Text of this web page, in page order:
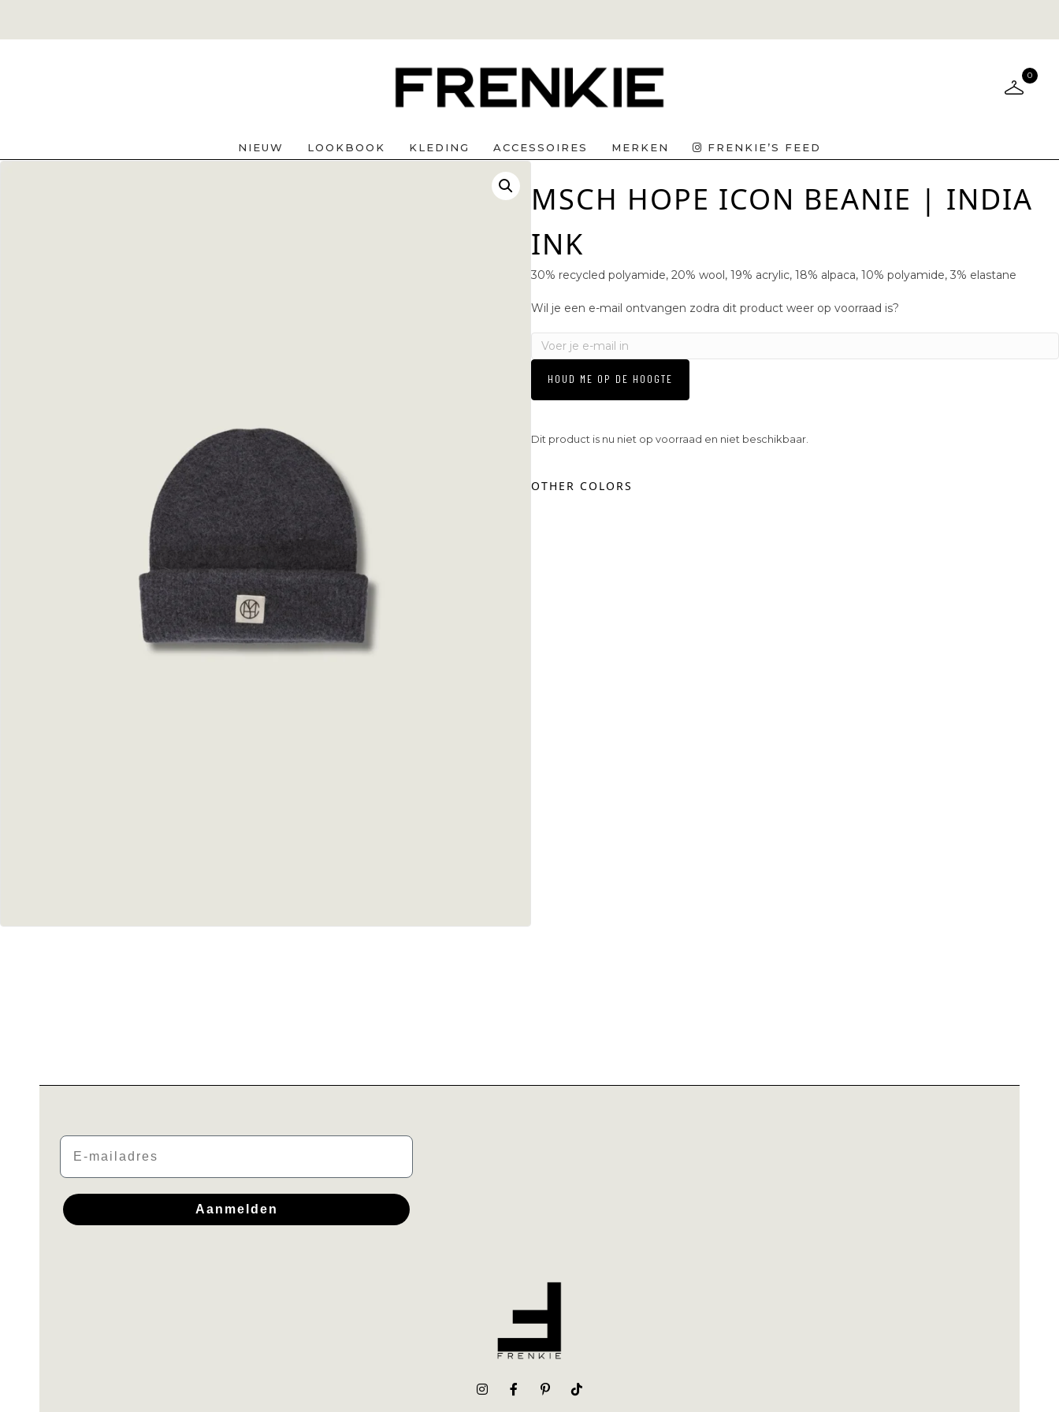
0
NIEUW LOOKBOOK KLEDING ACCESSOIRES MERKEN FRENKIE’S FEED
MSCH HOPE ICON BEANIE | INDIA
INK
30% recycled polyamide, 20% wool, 19% acrylic, 18% alpaca, 10% polyamide, 3% elastane
Wil je een e-mail ontvangen zodra dit product weer op voorraad is?
HOUD ME OP DE HOOGTE
Dit product is nu niet op voorraad en niet beschikbaar.
OTHER COLORS
Email
Aanmelden